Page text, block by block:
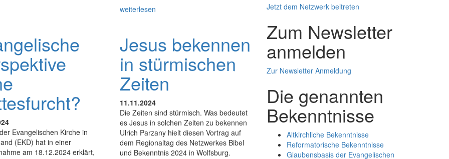
weiterlesen
Evangelischen Kirche in
(EKD) hat in einer
am 18.12.2024 erklärt,
Jesus bekennen
in stürmischen
Zeiten
11.11.2024
Die Zeiten sind stürmisch. Was bedeutet
es Jesus in solchen Zeiten zu bekennen
Ulrich Parzany hielt diesen Vortrag auf
dem Regionaltag des Netzwerkes Bibel
und Bekenntnis 2024 in Wolfsburg.
Jetzt dem Netzwerk beitreten
Zum Newsletter
anmelden
Zur Newsletter Anmeldung
Die genannten
Bekenntnisse
Altkirchliche Bekenntnisse
Reformatorische Bekenntnisse
Glaubensbasis der Evangelischen